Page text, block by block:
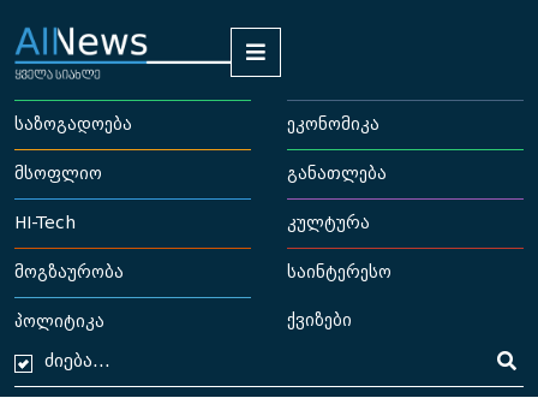
საზოგადოება ეკონომიკა
მსოფლიო განათლება
HI-Tech კულტურა
მოგზაურობა საინტერესო
პოლიტიკა ქვიზები